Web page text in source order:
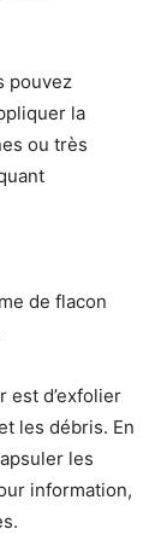
pouvez
la
ou très
de flacon
est d’exfolier
les débris. En
les
information,